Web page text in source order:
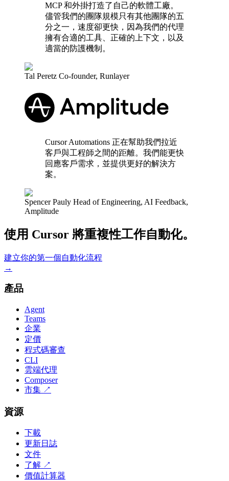
MCP 和外掛打造了自己的軟體工廠。
儘管我們的團隊規模只有其他團隊的五
分之一，速度卻更快，因為我們的代理
擁有合適的工具、正確的上下文，以及
適當的防護機制。
Tal Peretz Co-founder, Runlayer
Cursor Automations 正在幫助我們拉近
客戶與工程師之間的距離。我們能更快
回應客戶需求，並提供更好的解決方
案。
Spencer Pauly Head of Engineering, AI Feedback,
Amplitude
使用 Cursor 將重複性工作自動化。
建立你的第一個自動化流程
→
產品
Agent
Teams
企業
定價
程式碼審查
CLI
雲端代理
Composer
市集 ↗
資源
下載
更新日誌
文件
了解 ↗
價值計算器